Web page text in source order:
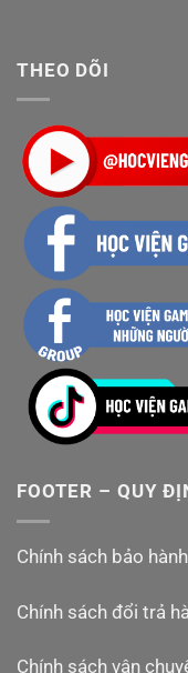
cáo:
THEO DÕI
FOOTER – QUY
Chính sách bảo hành
Chính sách đổi trả
Chính sách vận